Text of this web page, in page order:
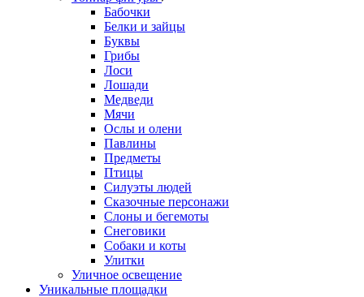
Бабочки
Белки и зайцы
Буквы
Грибы
Лоси
Лошади
Медведи
Мячи
Ослы и олени
Павлины
Предметы
Птицы
Силуэты людей
Сказочные персонажи
Слоны и бегемоты
Снеговики
Собаки и коты
Улитки
Уличное освещение
Уникальные площадки